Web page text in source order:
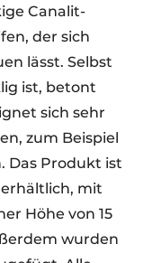
Canalit-
der sich
lässt. Selbst
ist, betont
sich sehr
zum Beispiel
Das Produkt ist
erhältlich, mit
Höhe von 15
wurden